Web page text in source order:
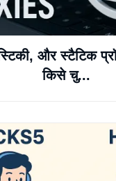
और स्टैटिक
किसे चु...